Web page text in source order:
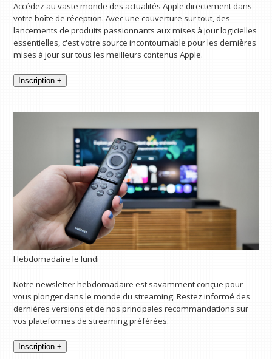
Accédez au vaste monde des actualités Apple directement dans
votre boîte de réception. Avec une couverture sur tout, des
lancements de produits passionnants aux mises à jour logicielles
essentielles, c'est votre source incontournable pour les dernières
mises à jour sur tous les meilleurs contenus Apple.
Inscription +
Hebdomadaire le lundi
Notre newsletter hebdomadaire est savamment conçue pour
vous plonger dans le monde du streaming. Restez informé des
dernières versions et de nos principales recommandations sur
vos plateformes de streaming préférées.
Inscription +